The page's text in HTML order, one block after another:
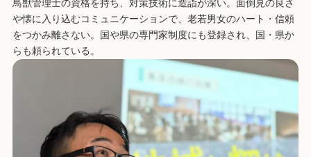
鳥獣管理士の資格を持ち、対策技術に造詣が深い。面倒見の良さ
や懐に入り込むコミュニケーションで、老若男女のハート・信頼
をつかみ離さない。国や県の専門家制度にも登録され、国・県か
らも頼られている。